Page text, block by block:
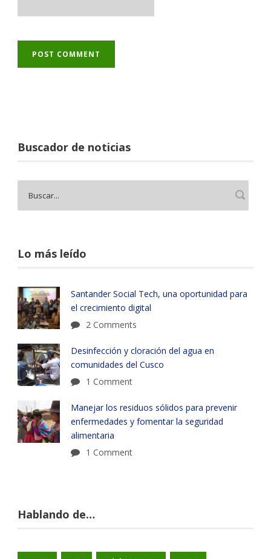
Buscador de noticias
Lo más leído
Santander Social Tech, una oportunidad para
el crecimiento digital
2 Comments
Desinfección y cloración del agua en
comunidades del Cusco
1 Comment
Manejar los residuos sólidos para prevenir
enfermedades y fomentar la seguridad
alimentaria
1 Comment
Hablando de…